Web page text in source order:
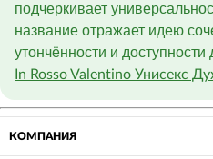
подчеркивает
название отражает идею
утончённости и
In Rosso Valentino Унисекс
КОМПАНИЯ